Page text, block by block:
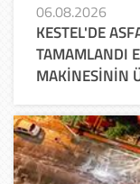
06.08.2026
KESTEL'DE
TAMAMLANDI
MAKİNESİNİN